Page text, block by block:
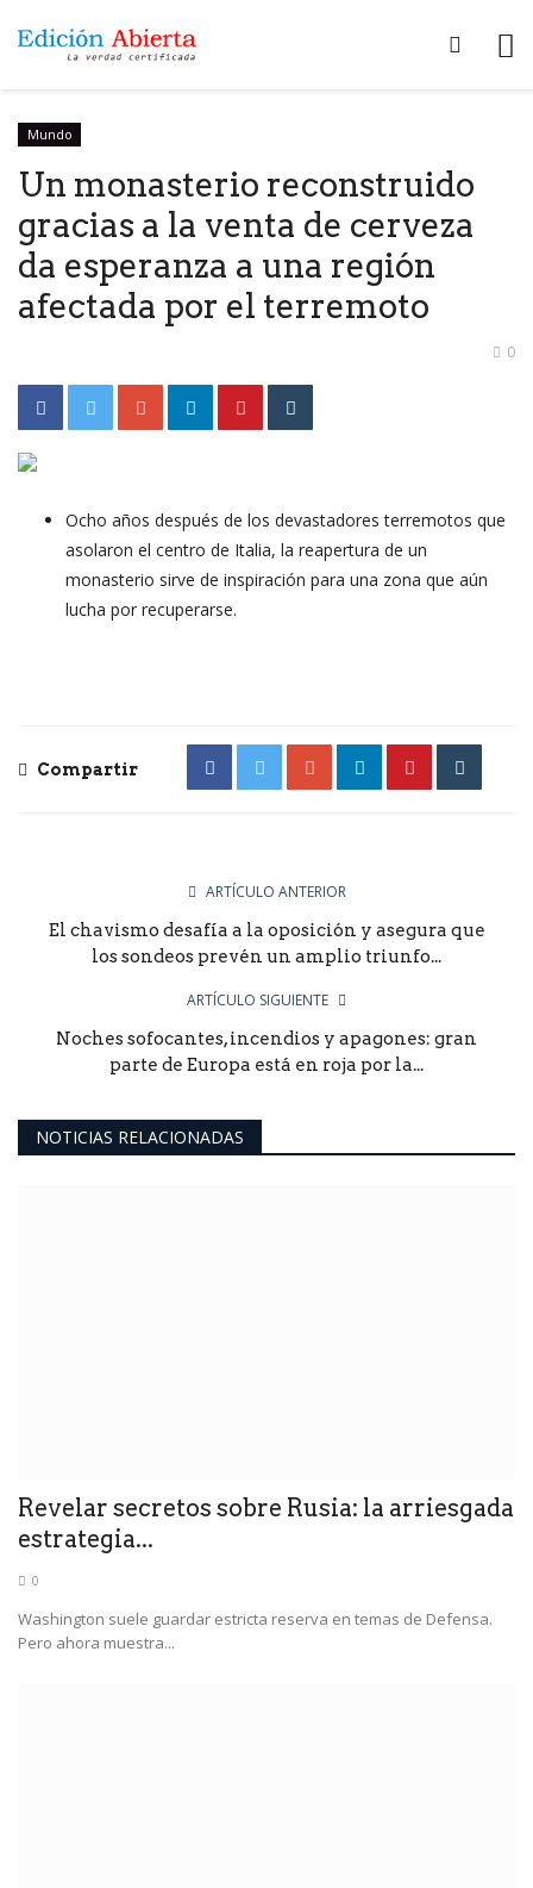
Mundo
Un monasterio reconstruido
gracias a la venta de cerveza
da esperanza a una región
afectada por el terremoto
0
Ocho años después de los devastadores terremotos que
asolaron el centro de Italia, la reapertura de un
monasterio sirve de inspiración para una zona que aún
lucha por recuperarse.
Compartir
ARTÍCULO ANTERIOR
El chavismo desafía a la oposición y asegura que
los sondeos prevén un amplio triunfo...
ARTÍCULO SIGUIENTE
Noches sofocantes, incendios y apagones: gran
parte de Europa está en roja por la...
NOTICIAS RELACIONADAS
Revelar secretos sobre Rusia: la arriesgada
estrategia...
0
Washington suele guardar estricta reserva en temas de Defensa.
Pero ahora muestra...